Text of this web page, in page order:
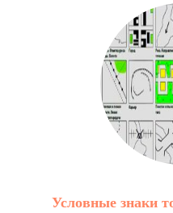
Условные знаки